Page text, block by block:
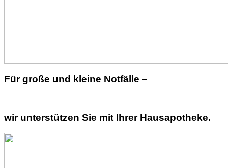
Für große und kleine Notfälle –
wir unterstützen Sie mit Ihrer Hausapotheke.